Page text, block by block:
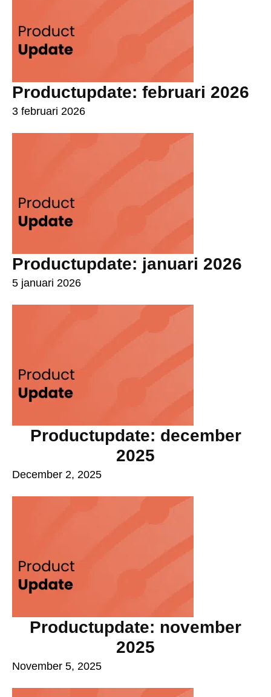
Productupdate: februari 2026
3 februari 2026
Productupdate: januari 2026
5 januari 2026
Productupdate: december
2025
December 2, 2025
Productupdate: november
2025
November 5, 2025